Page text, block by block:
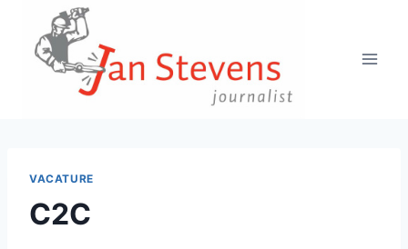
Doorgaan
inhoud
VACATURE
C2C